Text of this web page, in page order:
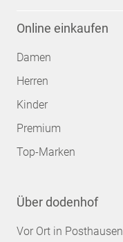
Online einkaufen
Damen
Herren
Kinder
Premium
Top-Marken
Über dodenhof
Vor Ort in Posthausen